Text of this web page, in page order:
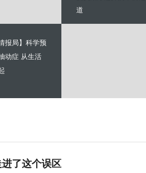
道
报局】科学预
动症 从生活
进了这个误区